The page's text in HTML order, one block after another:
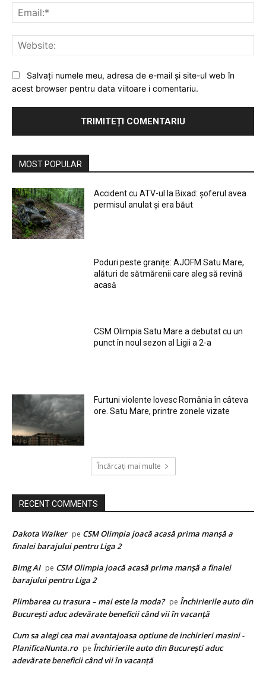
Salvați numele meu, adresa de e-mail și site-ul web în
acest browser pentru data viitoare i comentariu.
MOST POPULAR
Accident cu ATV-ul la Bixad: șoferul avea
permisul anulat și era băut
Poduri peste granițe: AJOFM Satu Mare,
alături de sătmărenii care aleg să revină
acasă
CSM Olimpia Satu Mare a debutat cu un
punct în noul sezon al Ligii a 2-a
Furtuni violente lovesc România în câteva
ore. Satu Mare, printre zonele vizate
Încărcați mai multe
RECENT COMMENTS
Dakota Walker pe CSM Olimpia joacă acasă prima manșă a
finalei barajului pentru Liga 2
Bimg AI pe CSM Olimpia joacă acasă prima manșă a finalei
barajului pentru Liga 2
Plimbarea cu trasura – mai este la moda? pe Închirierile auto din
București aduc adevărate beneficii când vii în vacanță
Cum sa alegi cea mai avantajoasa optiune de inchirieri masini -
PlanificaNunta.ro pe Închirierile auto din București aduc
adevărate beneficii când vii în vacanță